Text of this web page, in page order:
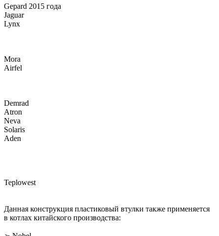
Gepard 2015 года
Jaguar
Lynx
Mora
Airfel
Demrad
Atron
Neva
Solaris
Aden
Teplowest
Данная конструкция пластиковый втулки также применяется
в котлах китайского производства: